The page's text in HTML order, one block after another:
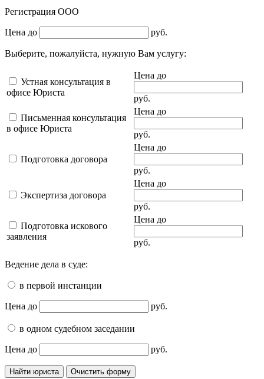
Регистрация ООО
Цена до руб.
Выберите, пожалуйста, нужную Вам услугу:
Устная консультация в
офисе Юриста
Цена до
руб.
Письменная консультация
в офисе Юриста
Цена до
руб.
Подготовка договора
Цена до
руб.
Экспертиза договора
Цена до
руб.
Подготовка искового
заявления
Цена до
руб.
Ведение дела в суде:
в первой инстанции
Цена до руб.
в одном судебном заседании
Цена до руб.